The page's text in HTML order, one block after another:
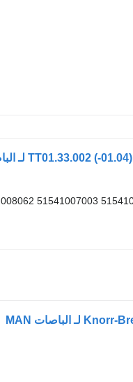
51541007003